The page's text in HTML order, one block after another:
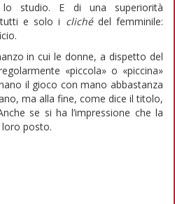
studio. E di una superiorità
e solo i clichédel femminile:
in cui le donne, a dispetto del
«piccola» o «piccina»
il gioco con mano abbastanza
ma alla fine, come dice il titolo,
se si ha l’impressione che la
posto.